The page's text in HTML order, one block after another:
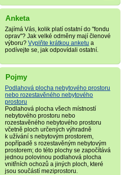
Anketa
Zajímá Vás, kolik platí ostatní do "fondu
oprav"? Jak velké odměny mají členové
výboru?Vyplňte krátkou anketu a
podívejte se, jak odpovídali ostatní.
Pojmy
Podlahová plocha nebytového prostoru
nebo rozestavěného nebytového
prostoru
Podlahová plocha všech místností
nebytového prostoru nebo
rozestavěného nebytového prostoru
včetně ploch určených výhradně
k užívání s nebytovým prostorem,
popřípadě s rozestavěným nebytovým
prostorem; do této plochy se započítává
jednou polovinou podlahová plocha
vnitřních ochozů a jiných ploch, které
jsou součástí meziprostoru.